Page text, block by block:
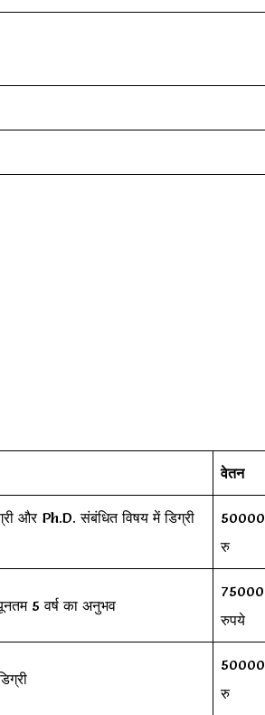
वेतन
और Ph.D. संबंधित विषय में डिग्री
50000
रु
5 वर्ष का अनुभव
75000
रुपये
50000
रु